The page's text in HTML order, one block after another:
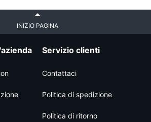
INIZIO PAGINA
Servizio clienti
Contattaci
Politica di spedizione
Politica di ritorno